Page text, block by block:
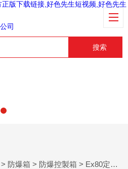
版下载链接,好色先生短视频,好色先生
搜索
> 防爆箱 > 防爆控製箱 > Ex80定做防爆控製箱價格